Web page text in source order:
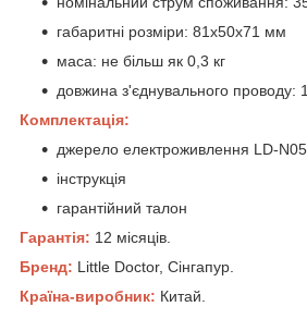
габаритні розміри: 81x50x71 мм
маса: не більш як 0,3 кг
довжина з'єднувального
Комплектація:
джерело електроживлення LD-
інструкція
гарантійний талон
Гарантія: 12 місяців.
Бренд: Little Doctor, Сінгапур.
Країна-виробник: Китай.